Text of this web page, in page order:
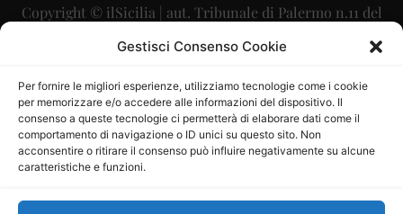
Gestisci Consenso Cookie
Per fornire le migliori esperienze, utilizziamo tecnologie come i cookie
per memorizzare e/o accedere alle informazioni del dispositivo. Il
consenso a queste tecnologie ci permetterà di elaborare dati come il
comportamento di navigazione o ID unici su questo sito. Non
acconsentire o ritirare il consenso può influire negativamente su alcune
caratteristiche e funzioni.
Copyright © ilSicilia | aut. Tribunale di Palermo n.11 del
29/09/2015
Direttore Editoriale: Maurizio Scaglione
Direttore Responsabile: Maria Calabrese